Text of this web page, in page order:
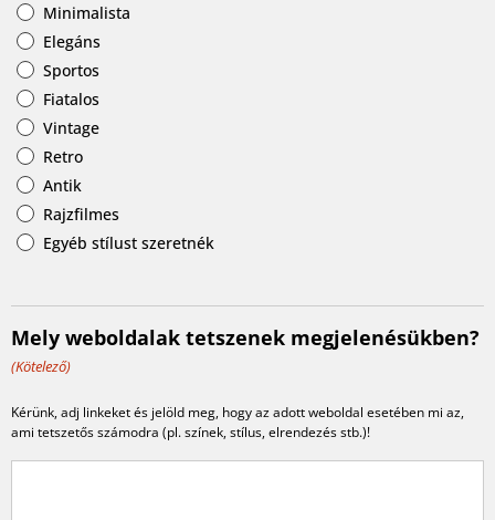
Minimalista
Elegáns
Sportos
Fiatalos
Vintage
Retro
Antik
Rajzfilmes
Egyéb stílust szeretnék
Mely weboldalak tetszenek megjelenésükben?
(Kötelező)
Kérünk, adj linkeket és jelöld meg, hogy az adott weboldal esetében mi az,
ami tetszetős számodra (pl. színek, stílus, elrendezés stb.)!